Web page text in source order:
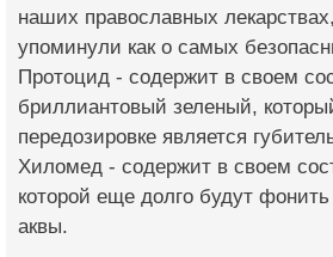
наших православных
упоминули как о самых
Протоцид - содержит в своем
бриллиантовый зеленый,
передозировке является
Хиломед - содержит в своем
которой еще долго будут
аквы.